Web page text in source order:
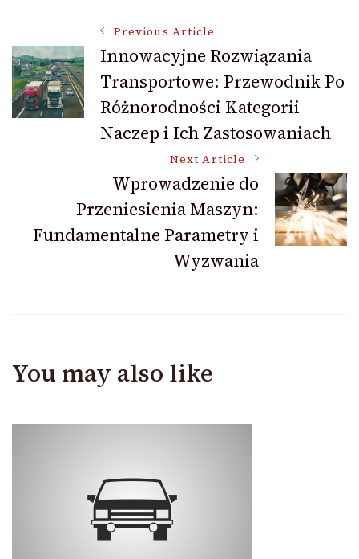
Post
Navigation
Previous Article
Innowacyjne Rozwiązania
Transportowe: Przewodnik Po
Różnorodności Kategorii
Naczep i Ich Zastosowaniach
Next Article
Wprowadzenie do
Przeniesienia Maszyn:
Fundamentalne Parametry i
Wyzwania
You may also like